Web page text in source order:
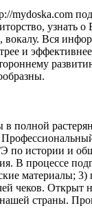
mydoska.com
узнать
Вся
и
полной
по истории и
В процессе
материалы;
чеков.
страны.